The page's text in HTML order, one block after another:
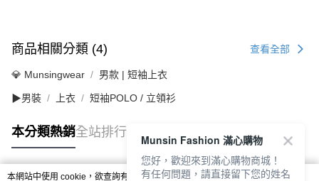
商品相關分類 (4) 查看全部
💎 Munsingwear 男款 | 短袖上衣
▶男裝 上衣 短袖POLO / 立領衫
本分類熱銷全站排行
本網站中使用 cookie，欲查詢有關本網站使用 cookie 方式之詳情，及若您不希
Munsin Fashion 滿心購物
您好，歡迎來到滿心購物商城！
有任何問題，請直接留下您的姓名